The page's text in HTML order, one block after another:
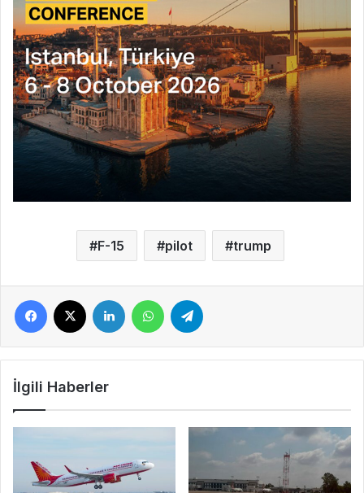
F-15 pilot trump
Facebook LinkedIn WhatsApp
İlgili Haberler